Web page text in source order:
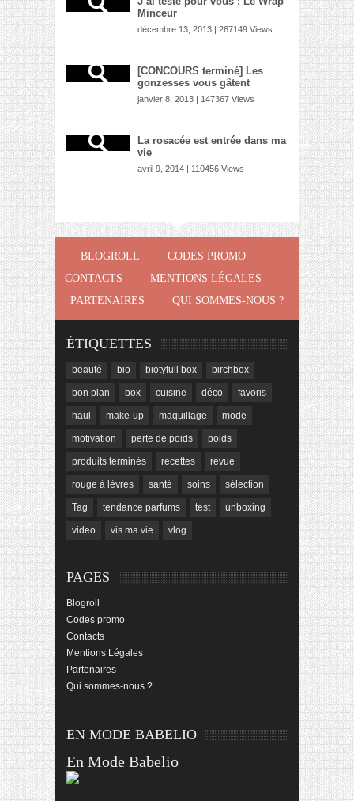
Minceur
décembre 13, 2013 | 267149 Views
[CONCOURS terminé] Les
gonzesses vous gâtent
janvier 8, 2013 | 147367 Views
La rosacée est entrée dans ma
vie
avril 9, 2014 | 110456 Views
BLOGROLL
CODES PROMO
CONTACTS
MENTIONS LÉGALES
PARTENAIRES
QUI SOMMES-NOUS ?
ÉTIQUETTES
beauté bio biotyfull box birchbox
bon plan box cuisine déco favoris
haul make-up maquillage mode
motivation perte de poids poids
produits terminés recettes revue
rouge à lèvres santé soins sélection
Tag tendance parfums test unboxing
video vis ma vie vlog
PAGES
Blogroll
Codes promo
Contacts
Mentions Légales
Partenaires
Qui sommes-nous ?
EN MODE BABELIO
En Mode Babelio